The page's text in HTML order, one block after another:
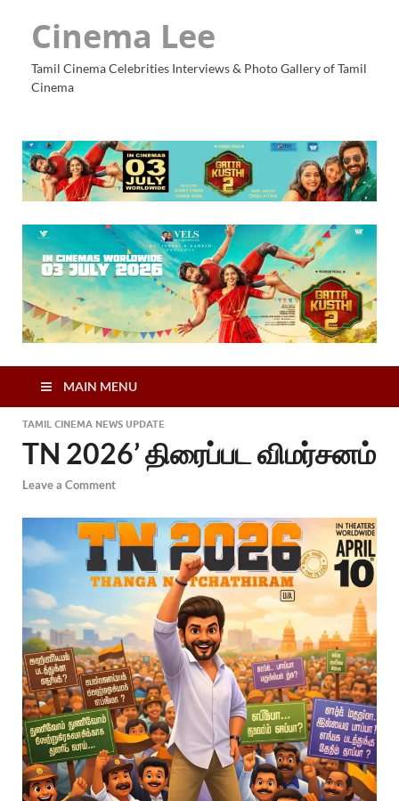
Cinema Lee
Tamil Cinema Celebrities Interviews & Photo Gallery of Tamil
Cinema
MAIN MENU
TAMIL CINEMA NEWS UPDATE
TN 2026’ திரைப்பட விமர்சனம்
Leave a Comment